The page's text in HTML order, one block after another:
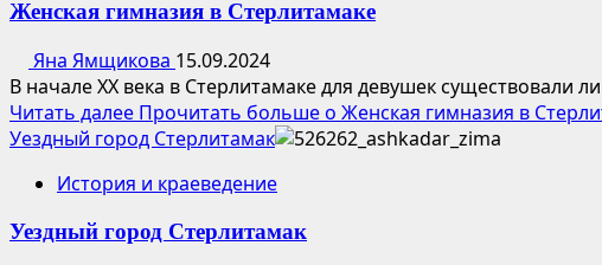
Женская гимназия в Стерлитамаке
Яна Ямщикова 15.09.2024
В начале XX века в Стерлитамаке для девушек существовали
Читать далее Прочитать больше о Женская гимназия в
Уездный город Стерлитамак
История и краеведение
Уездный город Стерлитамак